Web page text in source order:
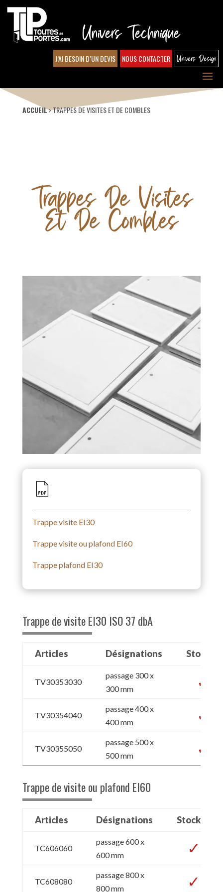
Univers Technique
J’AI BESOIN D’UN DEVIS NOUS CONTACTER Univers Design
ACCUEIL›TRAPPES DE VISITES ET DE COMBLES
Trappes De Visites
Et De Combles
Trappe visite EI30
Trappe visite ou plafond EI60
Trappe plafond EI30
Trappe de visite EI30 ISO 37 dbA
Articles Désignations Stock13
TV30353030
passage 300 x
300 mm
TV30354040
passage 400 x
400 mm
TV30355050
passage 500 x
500 mm
Trappe de visite ou plafond EI60
Articles Désignations Stock13
TC606060
passage 600 x
600 mm
TC608080
passage 800 x
800 mm